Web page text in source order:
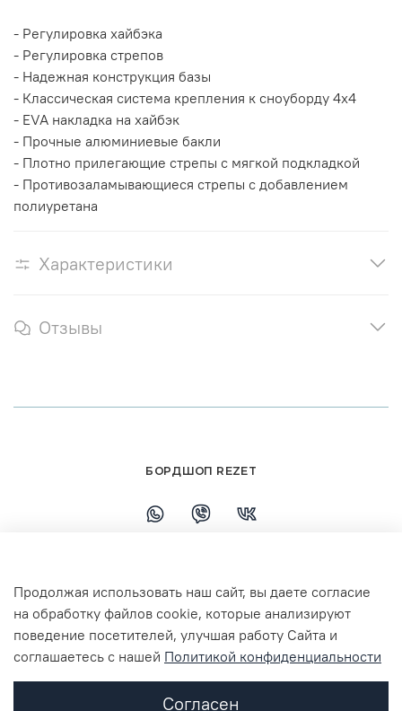
- Регулировка хайбэка
- Регулировка стрепов
- Надежная конструкция базы
- Классическая система крепления к сноуборду 4x4
- EVA накладка на хайбэк
- Прочные алюминиевые бакли
- Плотно прилегающие стрепы с мягкой подкладкой
- Противозаламывающиеся стрепы с добавлением
полиуретана
Характеристики
Отзывы
г. Ярославль, ул. Республиканская, 7 ТЦ
Флагман 3 этаж
БОРДШОП REZET
Продолжая использовать наш сайт, вы даете согласие
на обработку файлов cookie, которые анализируют
поведение посетителей, улучшая работу Сайта и
соглашаетесь с нашей Политикой конфиденциальности
Согласен